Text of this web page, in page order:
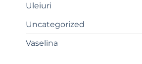
Uleiuri
Uncategorized
Vaselina